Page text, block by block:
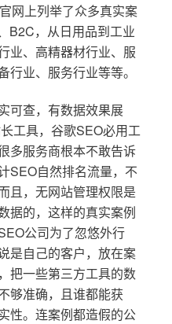
网上列举了众多真实案
B2C，从日用品到工业
业、高精器材行业、服
业、服务行业等等。
可查，有数据效果展
工具，谷歌SEO必用工
多服务商根本不敢告诉
SEO自然排名流量，不
且，无网站管理权限是
据的，这样的真实案例
公司为了忽悠外行
是自己的客户，放在案
把一些第三方工具的数
够准确，且谁都能获
性。连案例都造假的公